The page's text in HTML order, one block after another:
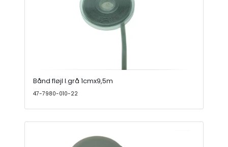
Bånd fløjl l.grå 1cmx9,5m
47-7980-010-22